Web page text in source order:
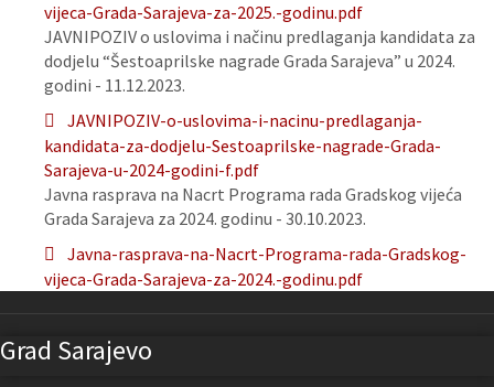
vijeca-Grada-Sarajeva-za-2025.-godinu.pdf
JAVNIPOZIV o uslovima i načinu predlaganja kandidata za
dodjelu “Šestoaprilske nagrade Grada Sarajeva” u 2024.
godini - 11.12.2023.
JAVNIPOZIV-o-uslovima-i-nacinu-predlaganja-
kandidata-za-dodjelu-Sestoaprilske-nagrade-Grada-
Sarajeva-u-2024-godini-f.pdf
Javna rasprava na Nacrt Programa rada Gradskog vijeća
Grada Sarajeva za 2024. godinu - 30.10.2023.
Javna-rasprava-na-Nacrt-Programa-rada-Gradskog-
vijeca-Grada-Sarajeva-za-2024.-godinu.pdf
Grad Sarajevo